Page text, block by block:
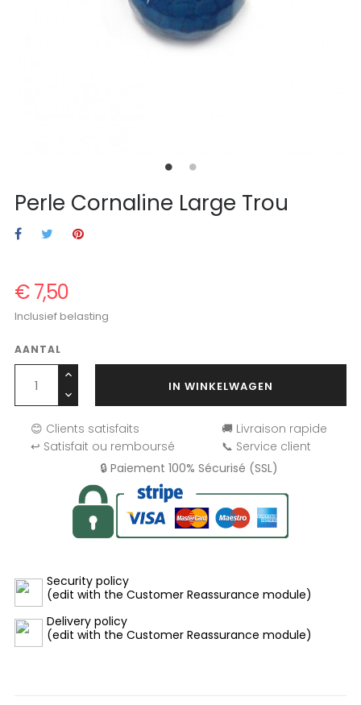
Perle Cornaline Large Trou
€ 7,50
Inclusief belasting
AANTAL
IN WINKELWAGEN
😊 Clients satisfaits
🚚 Livraison rapide
↩️ Satisfait ou remboursé
📞 Service client
🔒 Paiement 100% Sécurisé (SSL)
Security policy
(edit with the Customer Reassurance module)
Delivery policy
(edit with the Customer Reassurance module)